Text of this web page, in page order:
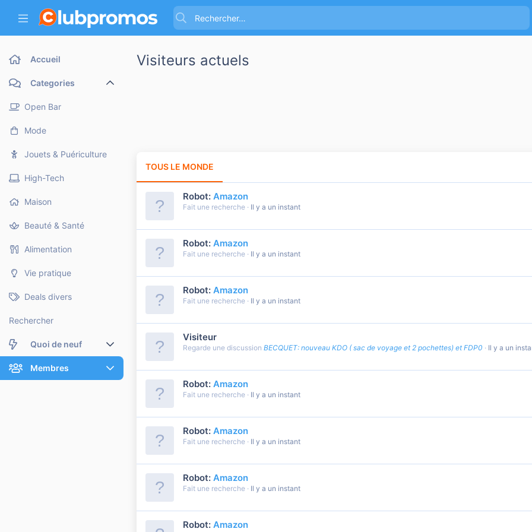
Accueil
Categories
Open Bar
Mode
Jouets & Puériculture
High-Tech
Maison
Beauté & Santé
Alimentation
Vie pratique
Deals divers
Rechercher
Quoi de neuf
Nouveaux messages
Membres
Visiteurs actuels
TOUS LE MONDE
Robot: Amazon
Fait une recherche Il y a un instant
Robot: Amazon
Fait une recherche Il y a un instant
Robot: Amazon
Fait une recherche Il y a un instant
Visiteur
Regarde une discussion BECQUET: nouveau KDO ( sac de voyage et 2 pochettes) et FDP0 Il y a un
Robot: Amazon
Fait une recherche Il y a un instant
Robot: Amazon
Fait une recherche Il y a un instant
Robot: Amazon
Fait une recherche Il y a un instant
Robot: Amazon